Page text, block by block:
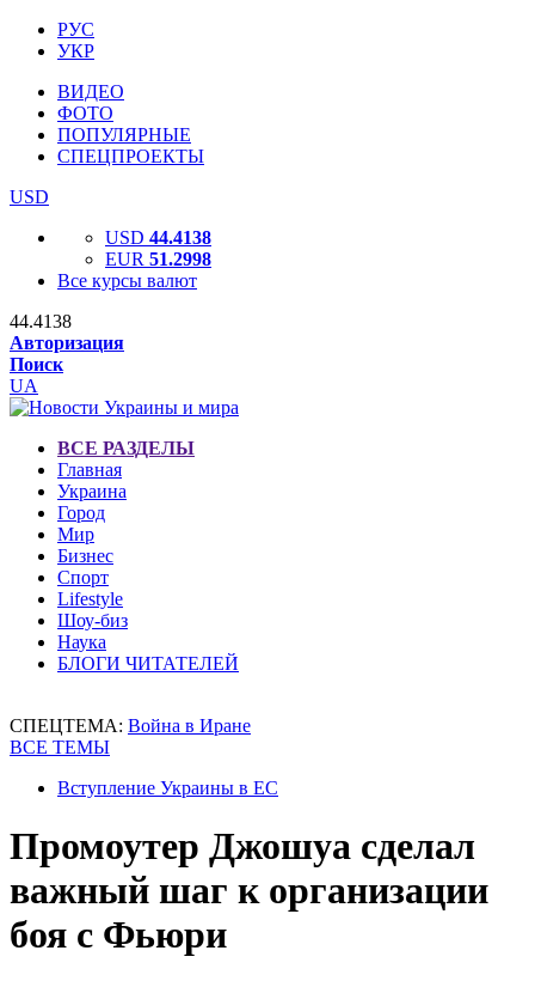
РУС
УКР
ВИДЕО
ФОТО
ПОПУЛЯРНЫЕ
СПЕЦПРОЕКТЫ
USD
USD 44.4138
EUR 51.2998
Все курсы валют
44.4138
Авторизация
Поиск
UA
ВСЕ РАЗДЕЛЫ
Главная
Украина
Город
Мир
Бизнес
Спорт
Lifestyle
Шоу-биз
Наука
БЛОГИ ЧИТАТЕЛЕЙ
СПЕЦТЕМА: Война в Иране
ВСЕ ТЕМЫ
Вступление Украины в ЕС
Промоутер Джошуа сделал
важный шаг к организации
боя с Фьюри